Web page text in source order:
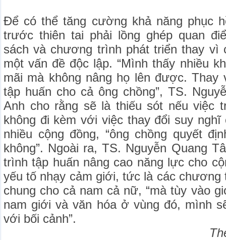
Để có thể tăng cường khả năng phục
trước thiên tai phải lồng ghép quan
sách và chương trình phát triển thay vì
một vấn đề độc lập. “Mình thấy nhiều
mãi mà không nâng họ lên được. Thay
tập huấn cho cả ông chồng”, TS.
Anh cho rằng sẽ là thiếu sót nếu việc
không đi kèm với việc thay đổi suy
nhiều cộng đồng, “ông chồng quyết
không”. Ngoài ra, TS. Nguyễn Quang
trình tập huấn nâng cao năng lực cho
yếu tố nhạy cảm giới, tức là các chương
chung cho cả nam cả nữ, “mà tùy vào
nam giới và văn hóa ở vùng đó, mình
với bối cảnh”.